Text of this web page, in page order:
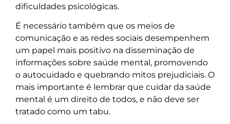
dificuldades psicológicas.
É necessário também que os meios de
comunicação e as redes sociais desempenhem
um papel mais positivo na disseminação de
informações sobre saúde mental, promovendo
o autocuidado e quebrando mitos prejudiciais. O
mais importante é lembrar que cuidar da saúde
mental é um direito de todos, e não deve ser
tratado como um tabu.